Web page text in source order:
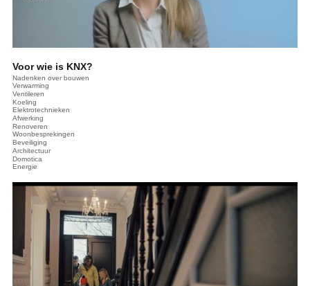
Voor wie is KNX?
Nadenken over bouwen
Verwarming
Ventileren
Koeling
Elektrotechnieken
Afwerking
Renoveren
Woonbesprekingen
Beveiliging
Architectuur
Domotica
Energie